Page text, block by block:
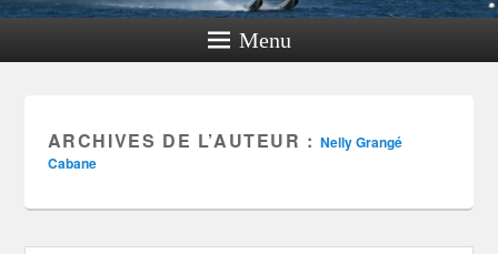
Menu
ARCHIVES DE L’AUTEUR :Nelly Grangé
Cabane